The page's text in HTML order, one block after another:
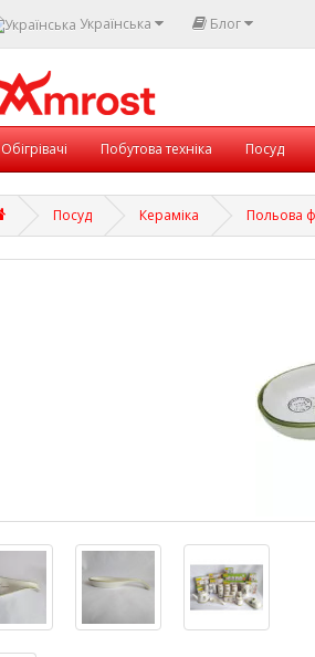
Українська Блог
Обігрівачі Побутова техніка Посуд
Посуд Кераміка Польова